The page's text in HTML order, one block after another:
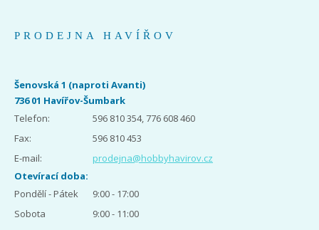
PRODEJNA HAVÍŘOV
Šenovská 1 (naproti Avanti)
736 01 Havířov-Šumbark
Telefon:
596 810 354, 776 608 460
Fax:
596 810 453
E-mail:
prodejna@hobbyhavirov.cz
Otevírací doba:
Pondělí - Pátek
9:00 - 17:00
Sobota
9:00 - 11:00